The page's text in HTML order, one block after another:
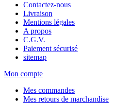
Contactez-nous
Livraison
Mentions légales
A propos
C.G.V.
Paiement sécurisé
sitemap
Mon compte
Mes commandes
Mes retours de marchandise